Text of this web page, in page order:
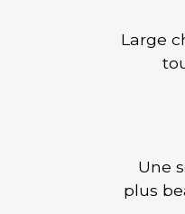
Large
Une
plus